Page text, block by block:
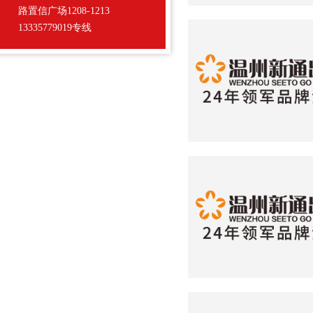
路置信广场1208-1213
13335779019专线